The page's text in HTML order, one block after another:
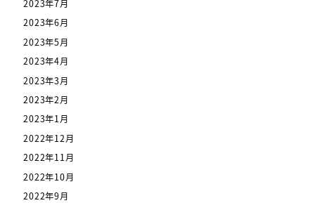
2023年7月
2023年6月
2023年5月
2023年4月
2023年3月
2023年2月
2023年1月
2022年12月
2022年11月
2022年10月
2022年9月